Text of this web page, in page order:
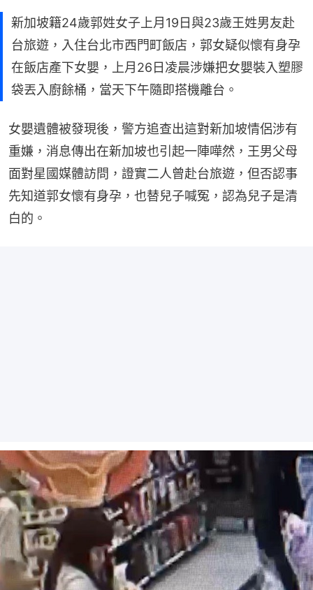
新加坡籍24歲郭姓女子上月19日與23歲王姓男友赴
台旅遊，入住台北市西門町飯店，郭女疑似懷有身孕
在飯店產下女嬰，上月26日凌晨涉嫌把女嬰裝入塑膠
袋丟入廚餘桶，當天下午隨即搭機離台。
女嬰遺體被發現後，警方追查出這對新加坡情侶涉有
重嫌，消息傳出在新加坡也引起一陣嘩然，王男父母
面對星國媒體訪問，證實二人曾赴台旅遊，但否認事
先知道郭女懷有身孕，也替兒子喊冤，認為兒子是清
白的。